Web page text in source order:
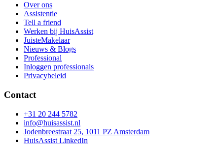
Over ons
Assistentie
Tell a friend
Werken bij HuisAssist
JuisteMakelaar
Nieuws & Blogs
Professional
Inloggen professionals
Privacybeleid
Contact
+31 20 244 5782
info@huisassist.nl
Jodenbreestraat 25, 1011 PZ Amsterdam
HuisAssist LinkedIn